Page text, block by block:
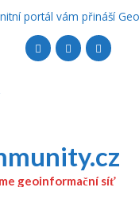
portál vám přináší
geoinformační síť